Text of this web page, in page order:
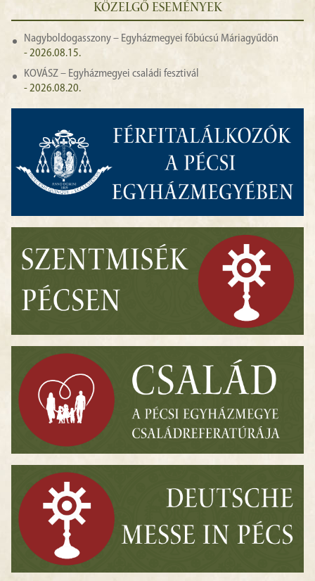
KÖZELGŐ ESEMÉNYEK
Nagyboldogasszony – Egyházmegyei főbúcsú Máriagyűdön
- 2026.08.15.
KOVÁSZ – Egyházmegyei családi fesztivál
- 2026.08.20.